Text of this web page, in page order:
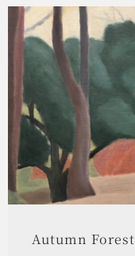
Autumn Forest